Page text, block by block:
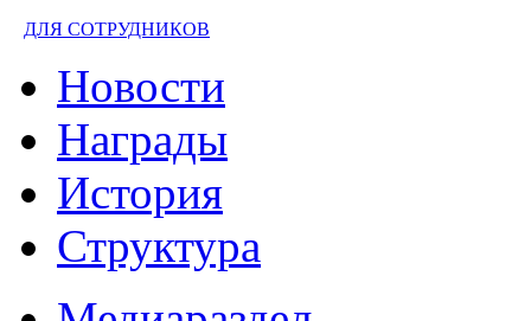
ДЛЯ СОТРУДНИКОВ
Новости
Награды
История
Структура